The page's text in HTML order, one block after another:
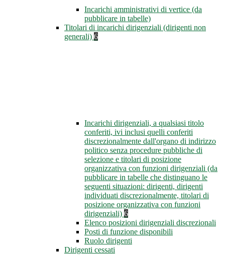
Incarichi amministrativi di vertice (da
pubblicare in tabelle)
Titolari di incarichi dirigenziali (dirigenti non
generali) 6
Incarichi dirigenziali, a qualsiasi titolo
conferiti, ivi inclusi quelli conferiti
discrezionalmente dall'organo di indirizzo
politico senza procedure pubbliche di
selezione e titolari di posizione
organizzativa con funzioni dirigenziali (da
pubblicare in tabelle che distinguano le
seguenti situazioni: dirigenti, dirigenti
individuati discrezionalmente, titolari di
posizione organizzativa con funzioni
dirigenziali) 6
Elenco posizioni dirigenziali discrezionali
Posti di funzione disponibili
Ruolo dirigenti
Dirigenti cessati